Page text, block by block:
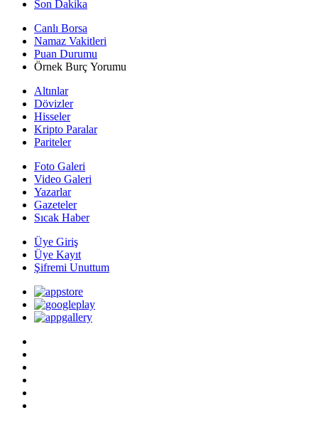
Son Dakika
Canlı Borsa
Namaz Vakitleri
Puan Durumu
Örnek Burç Yorumu
Altınlar
Dövizler
Hisseler
Kripto Paralar
Pariteler
Foto Galeri
Video Galeri
Yazarlar
Gazeteler
Sıcak Haber
Üye Giriş
Üye Kayıt
Şifremi Unuttum